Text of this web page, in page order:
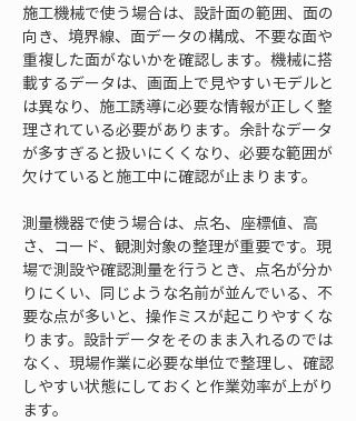
施工機械で使う場合は、設計面の範囲、面の
向き、境界線、面データの構成、不要な面や
重複した面がないかを確認します。機械に搭
載するデータは、画面上で見やすいモデルと
は異なり、施工誘導に必要な情報が正しく整
理されている必要があります。余計なデータ
が多すぎると扱いにくくなり、必要な範囲が
欠けていると施工中に確認が止まります。
測量機器で使う場合は、点名、座標値、高
さ、コード、観測対象の整理が重要です。現
場で測設や確認測量を行うとき、点名が分か
りにくい、同じような名前が並んでいる、不
要な点が多いと、操作ミスが起こりやすくな
ります。設計データをそのまま入れるのでは
なく、現場作業に必要な単位で整理し、確認
しやすい状態にしておくと作業効率が上がり
ます。